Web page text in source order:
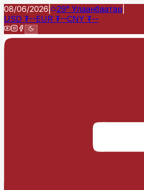
08/06/2026 29° Улаанбаатар
USD ₮--EUR ₮--CNY ₮--